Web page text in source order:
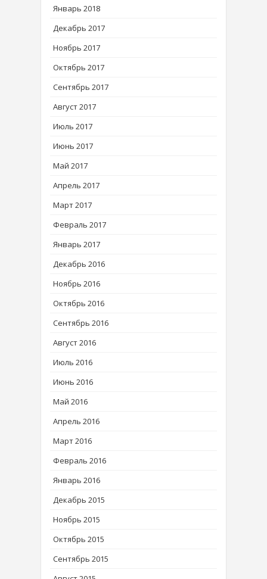
Январь 2018
Декабрь 2017
Ноябрь 2017
Октябрь 2017
Сентябрь 2017
Август 2017
Июль 2017
Июнь 2017
Май 2017
Апрель 2017
Март 2017
Февраль 2017
Январь 2017
Декабрь 2016
Ноябрь 2016
Октябрь 2016
Сентябрь 2016
Август 2016
Июль 2016
Июнь 2016
Май 2016
Апрель 2016
Март 2016
Февраль 2016
Январь 2016
Декабрь 2015
Ноябрь 2015
Октябрь 2015
Сентябрь 2015